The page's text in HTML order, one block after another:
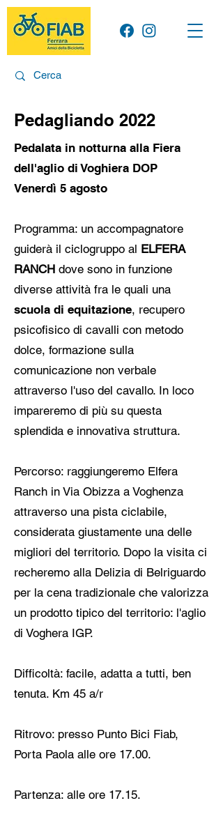
Pedagliando 2022
Pedalata in notturna alla Fiera
dell'aglio di Voghiera DOP
Venerdì 5 agosto
Programma: un accompagnatore
guiderà il ciclogruppo al ELFERA
RANCH dove sono in funzione
diverse attività fra le quali una
scuola di equitazione, recupero
psicofisico di cavalli con metodo
dolce, formazione sulla
comunicazione non verbale
attraverso l'uso del cavallo. In loco
impareremo di più su questa
splendida e innovativa struttura.
Percorso: raggiungeremo Elfera
Ranch in Via Obizza a Voghenza
attraverso una pista ciclabile,
considerata giustamente una delle
migliori del territorio. Dopo la visita ci
recheremo alla Delizia di Belriguardo
per la cena tradizionale che valorizza
un prodotto tipico del territorio: l'aglio
di Voghera IGP.
Difficoltà: facile, adatta a tutti, ben
tenuta. Km 45 a/r
Ritrovo: presso Punto Bici Fiab,
Porta Paola alle ore 17.00.
Partenza: alle ore 17.15.